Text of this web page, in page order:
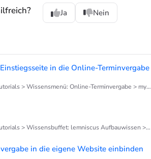
Ja Nein
in die Online-Terminvergabe
Online-Terminvergabe > my/OT: Online-Terminvergabe einrichten
> Wissensbuffet: lemniscus Aufbauwissen > Praxisorganisation
in die eigene Website einbinden